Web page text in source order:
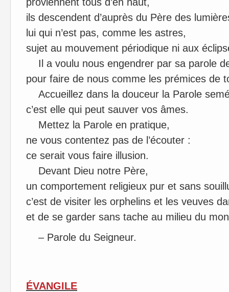
ils descendent d’auprès du Père des
lui qui n’est pas, comme les astres,
sujet au mouvement périodique ni aux
Il a voulu nous engendrer par sa parole
pour faire de nous comme les prémices de
Accueillez dans la douceur la Parole
c’est elle qui peut sauver vos âmes.
Mettez la Parole en pratique,
ne vous contentez pas de l’écouter :
ce serait vous faire illusion.
Devant Dieu notre Père,
un comportement religieux pur et sans
c’est de visiter les orphelins et les veuves
et de se garder sans tache au milieu du
– Parole du Seigneur.
ÉVANGILE